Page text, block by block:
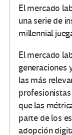
El mercado
una serie de
millennial
El mercado
generaciones
las más
profesionistas
que las
parte de los
adopción